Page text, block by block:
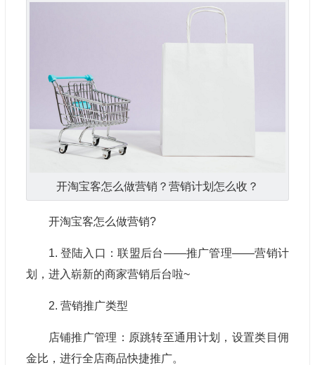
开淘宝客怎么做营销？营销计划怎么收？
开淘宝客怎么做营销?
1. 登陆入口：联盟后台——推广管理——营销计
划，进入崭新的商家营销后台啦~
2. 营销推广类型
店铺推广管理：原跳转至通用计划，设置类目佣
金比，进行全店商品快捷推广。